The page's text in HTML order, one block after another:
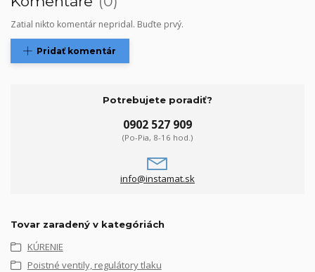
Zatial nikto komentár nepridal. Buďte prvý.
Pridať komentár
Potrebujete poradiť?
0902 527 909
(Po-Pia, 8-16 hod.)
info@instamat.sk
Tovar zaradený v kategóriách
KÚRENIE
Poistné ventily, regulátory tlaku